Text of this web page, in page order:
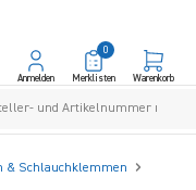
Anmelden Merklisten
0
Warenkorb
& Schlauchklemmen